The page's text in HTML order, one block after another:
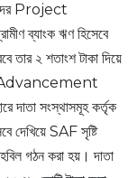
Project
ব্যাংক ঋণ হিসেবে
তার ২ শতাংশ টাকা দিয়ে
Advancement
দাতা সংস্থাসমূহ কর্তৃক
দেখিয়ে SAF সৃষ্টি
গঠন করা হয়। দাতা